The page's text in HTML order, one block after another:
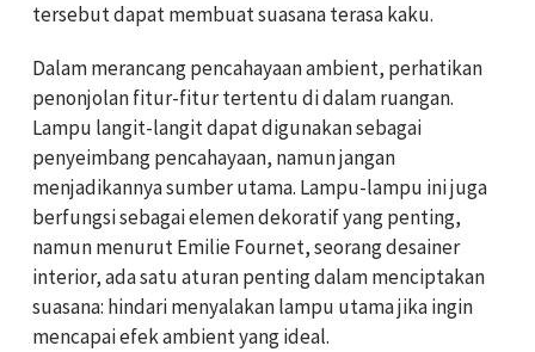
tersebut dapat membuat suasana terasa kaku.
Dalam merancang pencahayaan ambient, perhatikan
penonjolan fitur-fitur tertentu di dalam ruangan.
Lampu langit-langit dapat digunakan sebagai
penyeimbang pencahayaan, namun jangan
menjadikannya sumber utama. Lampu-lampu ini juga
berfungsi sebagai elemen dekoratif yang penting,
namun menurut Emilie Fournet, seorang desainer
interior, ada satu aturan penting dalam menciptakan
suasana: hindari menyalakan lampu utama jika ingin
mencapai efek ambient yang ideal.